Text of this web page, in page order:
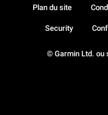
© Garmin Ltd. ou
Plan du site
Security